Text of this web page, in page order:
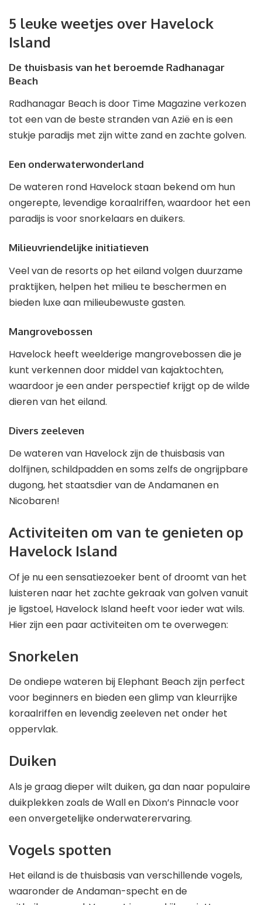
5 leuke weetjes over Havelock
Island
De thuisbasis van het beroemde Radhanagar
Beach
Radhanagar Beach is door Time Magazine verkozen
tot een van de beste stranden van Azië en is een
stukje paradijs met zijn witte zand en zachte golven.
Een onderwaterwonderland
De wateren rond Havelock staan ​​bekend om hun
ongerepte, levendige koraalriffen, waardoor het een
paradijs is voor snorkelaars en duikers.
Milieuvriendelijke initiatieven
Veel van de resorts op het eiland volgen duurzame
praktijken, helpen het milieu te beschermen en
bieden luxe aan milieubewuste gasten.
Mangrovebossen
Havelock heeft weelderige mangrovebossen die je
kunt verkennen door middel van kajaktochten,
waardoor je een ander perspectief krijgt op de wilde
dieren van het eiland.
Divers zeeleven
De wateren van Havelock zijn de thuisbasis van
dolfijnen, schildpadden en soms zelfs de ongrijpbare
dugong, het staatsdier van de Andamanen en
Nicobaren!
Activiteiten om van te genieten op
Havelock Island
Of je nu een sensatiezoeker bent of droomt van het
luisteren naar het zachte gekraak van golven vanuit
je ligstoel, Havelock Island heeft voor ieder wat wils.
Hier zijn een paar activiteiten om te overwegen:
Snorkelen
De ondiepe wateren bij Elephant Beach zijn perfect
voor beginners en bieden een glimp van kleurrijke
koraalriffen en levendig zeeleven net onder het
oppervlak.
Duiken
Als je graag dieper wilt duiken, ga dan naar populaire
duikplekken zoals de Wall en Dixon’s Pinnacle voor
een onvergetelijke onderwaterervaring.
Vogels spotten
Het eiland is de thuisbasis van verschillende vogels,
waaronder de Andaman-specht en de